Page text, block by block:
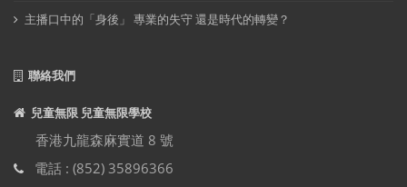
主播口中的「身後」 專業的失守 還是時代的轉變？
聯絡我們
兒童無限 兒童無限學校
香港九龍森麻實道 8 號
電話 : (852) 35896366